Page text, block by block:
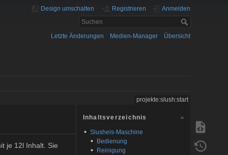
Design umschalten Registrieren Anmelden
Letzte Änderungen Medien-Manager Übersicht
projekte:slush:start
Inhaltsverzeichnis
Slusheis-Maschine
Bedienung
Reinigung
je 12l Inhalt. Sie